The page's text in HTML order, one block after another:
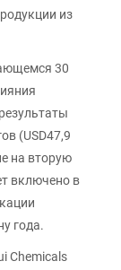
из
30
(USD47,9
на вторую
включено в
года.
Chemicals